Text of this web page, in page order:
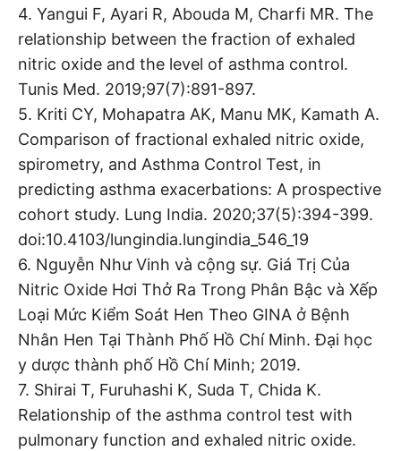
4. Yangui F, Ayari R, Abouda M, Charfi MR. The
relationship between the fraction of exhaled
nitric oxide and the level of asthma control.
Tunis Med. 2019;97(7):891-897.
5. Kriti CY, Mohapatra AK, Manu MK, Kamath A.
Comparison of fractional exhaled nitric oxide,
spirometry, and Asthma Control Test, in
predicting asthma exacerbations: A prospective
cohort study. Lung India. 2020;37(5):394-399.
doi:10.4103/lungindia.lungindia_546_19
6. Nguyễn Như Vinh và cộng sự. Giá Trị Của
Nitric Oxide Hơi Thở Ra Trong Phân Bậc và Xếp
Loại Mức Kiểm Soát Hen Theo GINA ở Bệnh
Nhân Hen Tại Thành Phố Hồ Chí Minh. Đại học
y dược thành phố Hồ Chí Minh; 2019.
7. Shirai T, Furuhashi K, Suda T, Chida K.
Relationship of the asthma control test with
pulmonary function and exhaled nitric oxide.